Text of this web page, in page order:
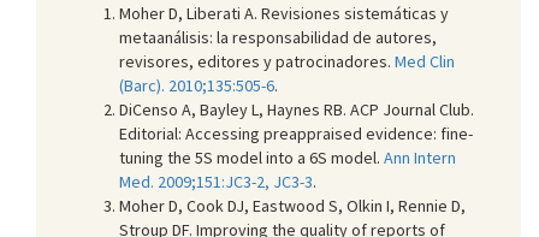
Moher D, Liberati A. Revisiones sistemáticas y
metaanálisis: la responsabilidad de autores,
revisores, editores y patrocinadores. Med Clin
(Barc). 2010;135:505-6.
DiCenso A, Bayley L, Haynes RB. ACP Journal Club.
Editorial: Accessing preappraised evidence: fine-
tuning the 5S model into a 6S model. Ann Intern
Med. 2009;151:JC3-2, JC3-3.
Moher D, Cook DJ, Eastwood S, Olkin I, Rennie D,
Stroup DF. Improving the quality of reports of